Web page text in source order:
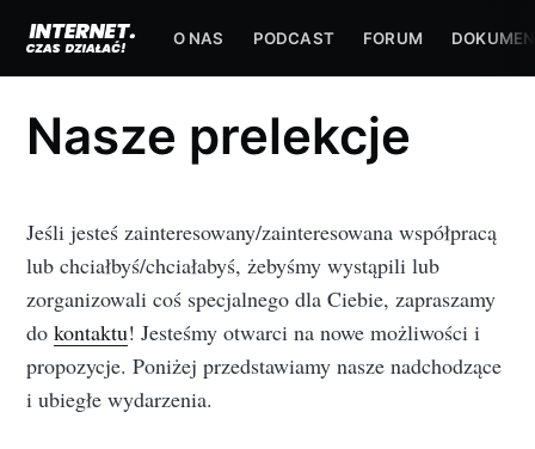
O NAS PODCAST FORUM
Nasze prelekcje
Jeśli jesteś zainteresowany/zainteresowana współpracą
lub chciałbyś/chciałabyś, żebyśmy wystąpili lub
zorganizowali coś specjalnego dla Ciebie, zapraszamy
dokontaktu! Jesteśmy otwarci na nowe możliwości i
propozycje. Poniżej przedstawiamy nasze nadchodzące
i ubiegłe wydarzenia.